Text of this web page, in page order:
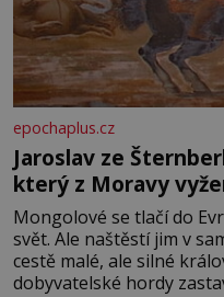
epochaplus.cz
Jaroslav ze
který z Moravy
Mongolové se tlačí do
svět. Ale naštěstí jim v
cestě malé, ale silné
dobyvatelské hordy